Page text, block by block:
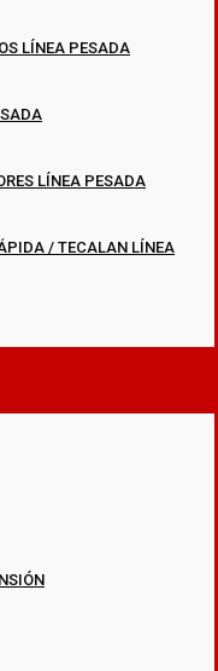
LÍNEA PESADA
LÍNEA PESADA
/ TECALAN LÍNEA